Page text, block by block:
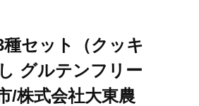
種セット（クッキ
グルテンフリー
/株式会社大東農